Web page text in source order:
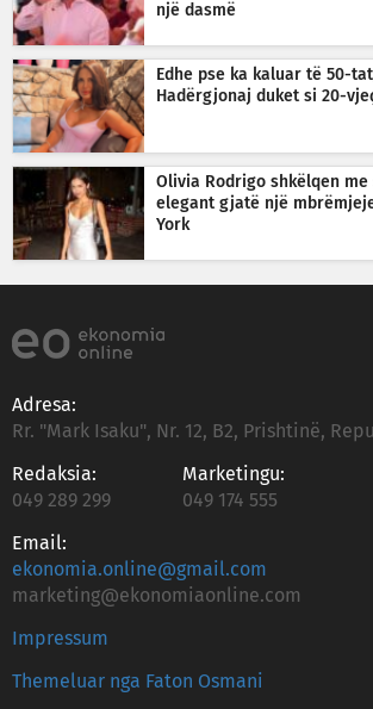
një dasmë
Edhe pse ka kaluar të 50-
Hadërgjonaj duket si 20-
Olivia Rodrigo shkëlqen
elegant gjatë një
York
Adresa:
Rr. "Mark Isaku", Nr. 12, B2, Prishtinë,
Redaksia:
049 289 299
Marketingu:
049 174 555
Email:
ekonomia.online@gmail.com
marketing@ekonomiaonline.com
Impressum
Themeluar nga Faton Osmani